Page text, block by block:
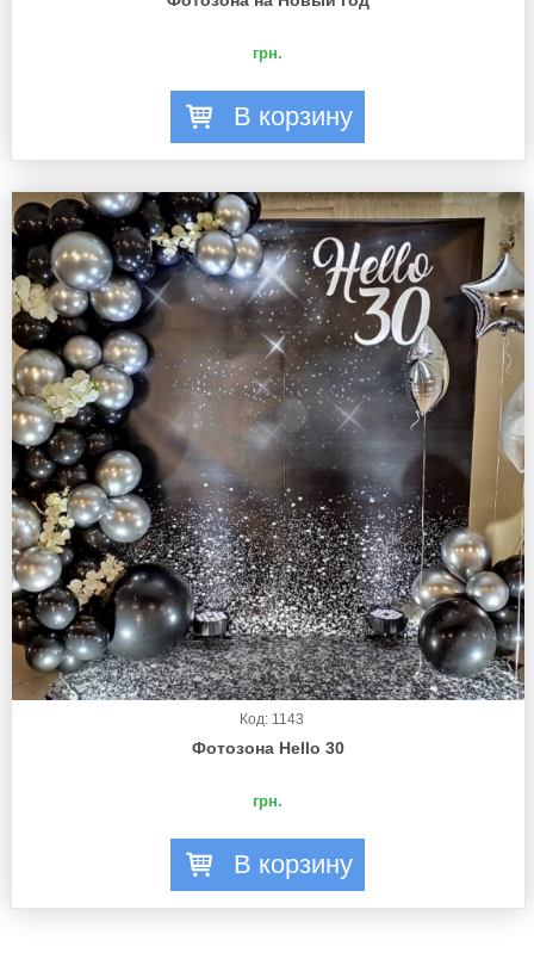
грн.
В корзину
Код: 1143
Фотозона Hello 30
грн.
В корзину